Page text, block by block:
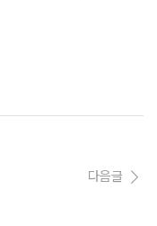
다음글